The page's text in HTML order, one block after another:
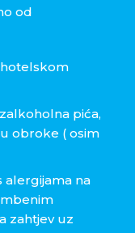
od
pića,
obroke ( osim
alergijama na
zahtjev uz